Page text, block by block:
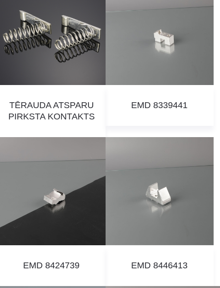
TĒRAUDA ATSPARU
PIRKSTA KONTAKTS
EMD 8339441
EMD 8424739 EMD 8446413